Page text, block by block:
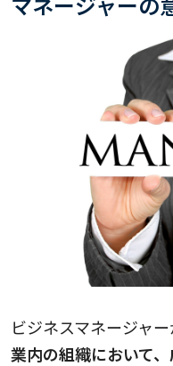
ビジネスマネージャ
業内の組織において